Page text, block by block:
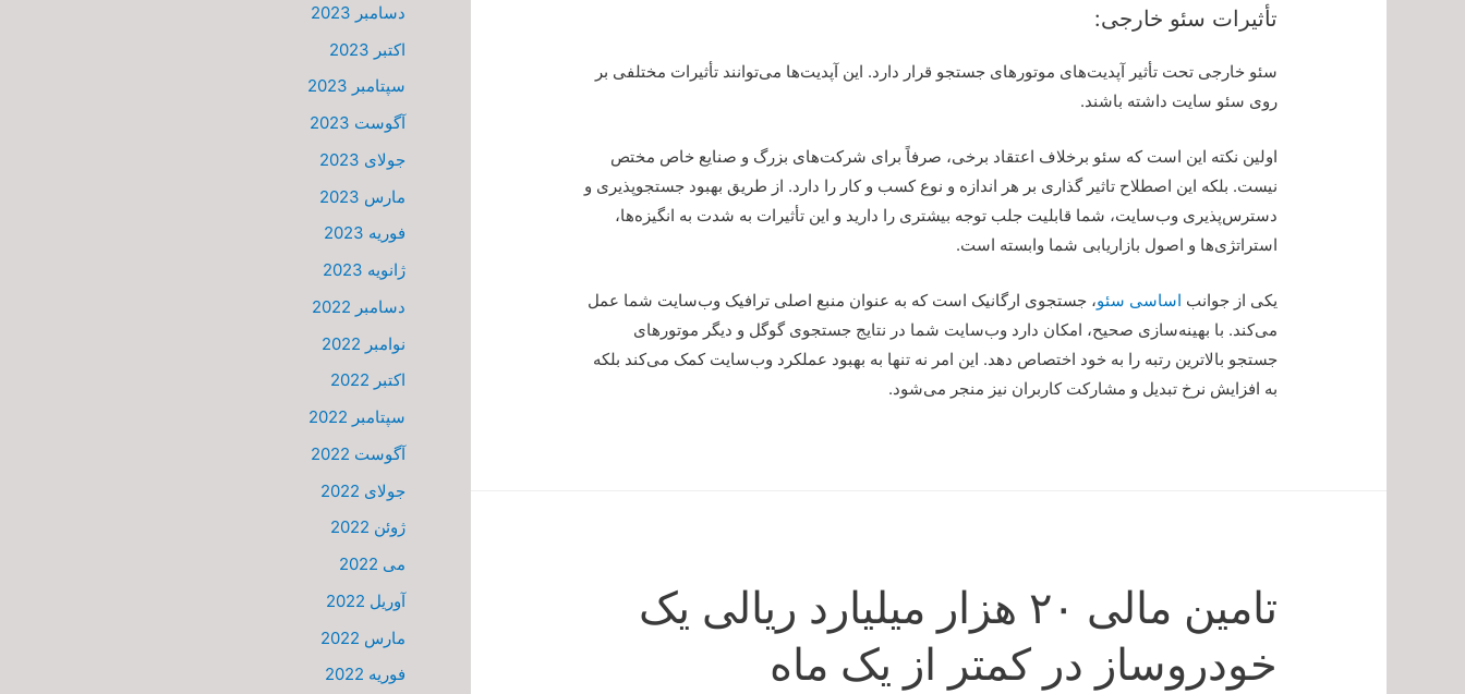
تأثیرات سئو خارجی:
سئو خارجی تحت تأثیر آپدیت‌های موتورهای جستجو قرار دارد. این آپدیت‌ها می‌توانند تأثیرات مختلفی بر
روی سئو سایت داشته باشند.
اولین نکته این است که سئو برخلاف اعتقاد برخی، صرفاً برای شرکت‌های بزرگ و صنایع خاص مختص
نیست. بلکه این اصطلاح تاثیر گذاری بر هر اندازه و نوع کسب و کار را دارد. از طریق بهبود جستجوپذیری و
دسترس‌پذیری وب‌سایت، شما قابلیت جلب توجه بیشتری را دارید و این تأثیرات به شدت به انگیزه‌ها،
استراتژی‌ها و اصول بازاریابی شما وابسته است.
یکی از جوانب اساسی سئو، جستجوی ارگانیک است که به عنوان منبع اصلی ترافیک وب‌سایت شما عمل
می‌کند. با بهینه‌سازی صحیح، امکان دارد وب‌سایت شما در نتایج جستجوی گوگل و دیگر موتورهای
جستجو بالاترین رتبه را به خود اختصاص دهد. این امر نه تنها به بهبود عملکرد وب‌سایت کمک می‌کند بلکه
به افزایش نرخ تبدیل و مشارکت کاربران نیز منجر می‌شود.
تامین مالی ۲۰ هزار میلیارد ریالی یک
خودروساز در کمتر از یک ماه
دسامبر 2023
اکتبر 2023
سپتامبر 2023
آگوست 2023
جولای 2023
مارس 2023
فوریه 2023
ژانویه 2023
دسامبر 2022
نوامبر 2022
اکتبر 2022
سپتامبر 2022
آگوست 2022
جولای 2022
ژوئن 2022
می 2022
آوریل 2022
مارس 2022
فوریه 2022